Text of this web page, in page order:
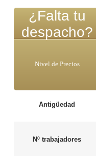
¿Falta tu
despacho?
Nivel de Precios
Antigüedad
Nº trabajadores